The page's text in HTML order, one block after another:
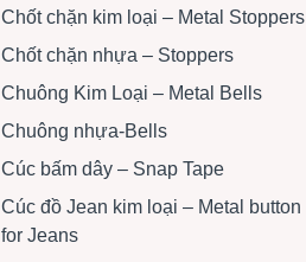
Chốt chặn kim loại – Metal Stoppers
Chốt chặn nhựa – Stoppers
Chuông Kim Loại – Metal Bells
Chuông nhựa-Bells
Cúc bấm dây – Snap Tape
Cúc đồ Jean kim loại – Metal button
for Jeans